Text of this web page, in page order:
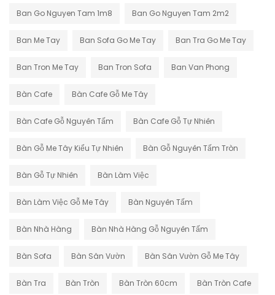
Ban Go Nguyen Tam 1m8 Ban Go Nguyen Tam 2m2
Ban Me Tay Ban Sofa Go Me Tay Ban Tra Go Me Tay
Ban Tron Me Tay Ban Tron Sofa Ban Van Phong
Bàn Cafe Bàn Cafe Gỗ Me Tây
Bàn Cafe Gỗ Nguyên Tấm Bàn Cafe Gỗ Tự Nhiên
Bàn Gỗ Me Tây Kiểu Tự Nhiên Bàn Gỗ Nguyên Tấm Tròn
Bàn Gỗ Tự Nhiên Bàn Làm Việc
Bàn Làm Việc Gỗ Me Tây Bàn Nguyên Tấm
Bàn Nhà Hàng Bàn Nhà Hàng Gỗ Nguyên Tấm
Bàn Sofa Bàn Sân Vườn Bàn Sân Vườn Gỗ Me Tây
Bàn Tra Bàn Tròn Bàn Tròn 60cm Bàn Tròn Cafe